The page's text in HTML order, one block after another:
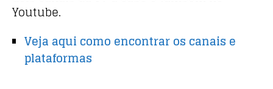
Youtube.
Veja aqui como encontrar os canais e
plataformas